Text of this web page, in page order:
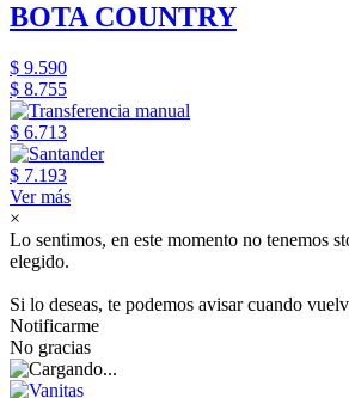
BOTA COUNTRY
$ 9.590
$ 8.755
$ 6.713
$ 7.193
Ver más
×
Lo sentimos, en este momento no tenemos
elegido.
Si lo deseas, te podemos avisar cuando
Notificarme
No gracias